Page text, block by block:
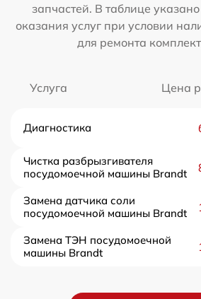
запчастей. В таблице
оказания услуг при условии
для ремонта
Услуга Цена
Диагностика
Чистка разбрызгивателя
посудомоечной машины Brandt
Замена датчика соли
посудомоечной машины Brandt
Замена ТЭН посудомоечной
машины Brandt